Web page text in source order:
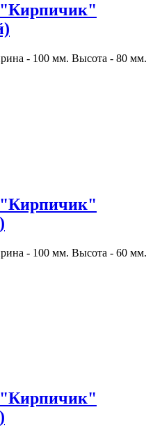
"Кирпичик"
- 100 мм. Высота - 80 мм.
"Кирпичик"
- 100 мм. Высота - 60 мм.
"Кирпичик"